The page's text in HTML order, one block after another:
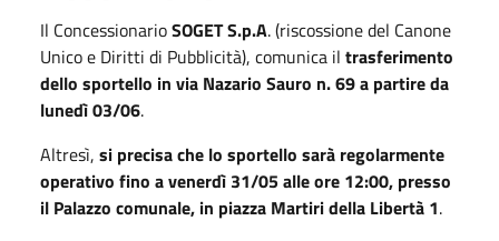
Il ConcessionarioSOGET S.p.A. (riscossione del Canone
Unico e Diritti di Pubblicità), comunica il trasferimento
dello sportello in via Nazario Sauro n. 69 a partire da
lunedì 03/06.
Altresì, si precisa che lo sportello sarà regolarmente
operativo fino a venerdì 31/05 alle ore 12:00, presso
il Palazzo comunale, in piazza Martiri della Libertà 1.